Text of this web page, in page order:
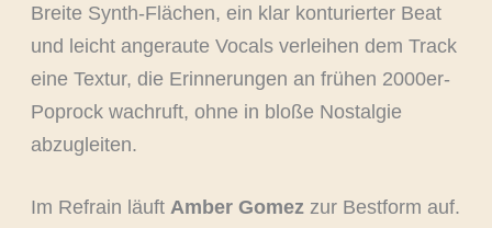
Breite Synth-Flächen, ein klar konturierter Beat
und leicht angeraute Vocals verleihen dem Track
eine Textur, die Erinnerungen an frühen 2000er-
Poprock wachruft, ohne in bloße Nostalgie
abzugleiten.
Im Refrain läuft Amber Gomezzur Bestform auf.